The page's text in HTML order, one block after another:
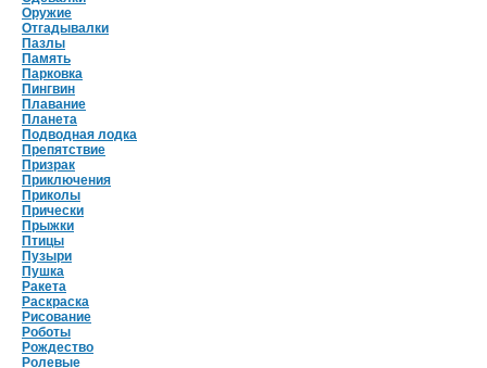
Оружие
Отгадывалки
Пазлы
Память
Парковка
Пингвин
Плавание
Планета
Подводная лодка
Препятствие
Призрак
Приключения
Приколы
Прически
Прыжки
Птицы
Пузыри
Пушка
Ракета
Раскраска
Рисование
Роботы
Рождество
Ролевые